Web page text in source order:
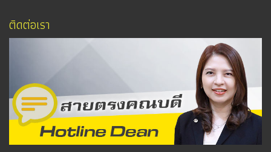
ติดต่อเรา